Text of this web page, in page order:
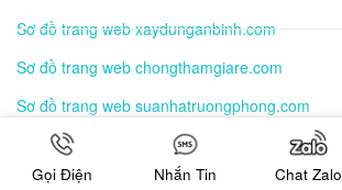
Sơ đồ trang web xaydunganbinh.com
Sơ đồ trang web chongthamgiare.com
Sơ đồ trang web suanhatruongphong.com
Gọi Điện Nhắn Tin Chat Zalo